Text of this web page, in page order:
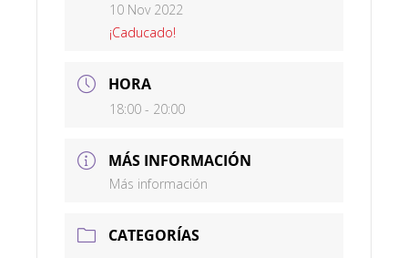
10 Nov 2022
¡Caducado!
HORA
18:00 - 20:00
MÁS INFORMACIÓN
Más información
CATEGORÍAS